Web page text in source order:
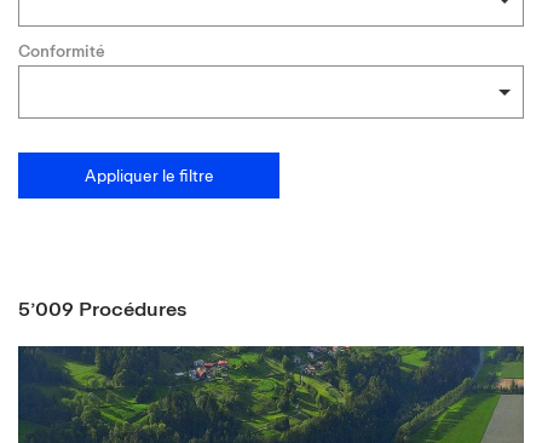
Conformité
Appliquer le filtre
5’009 Procédures